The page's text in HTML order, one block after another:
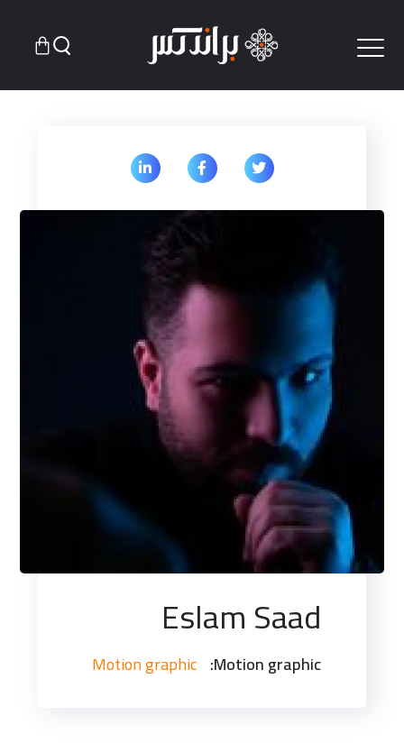
Eslam Saad
Motion graphic:
Motion graphic